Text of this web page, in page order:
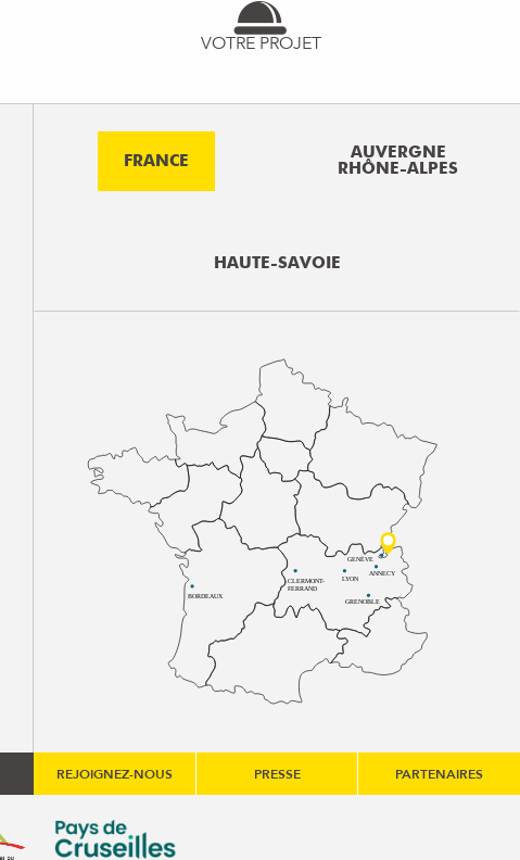
VOTRE PROJET
FRANCE
AUVERGNE
RHÔNE-ALPES
HAUTE-SAVOIE
BORDEAUX
CLERMONT-
FERRAND
LYON
ANNECY
GRENOBLE
GENÈVE
REJOIGNEZ-NOUS PRESSE PARTENAIRES
une nouvelle fenêtre)
de communes du Genévois (s'ouvre dans une nouvelle
Communauté de communes du Pays de Cruseilles